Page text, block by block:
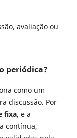
avaliação ou
periódica?
como um
discussão. Por
fixa, e a
contínua,